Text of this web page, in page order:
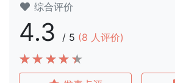
综合评价
4.3 / 5 (8 人评价)